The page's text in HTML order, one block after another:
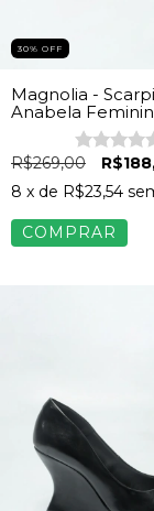
30% OFF
Magnolia -
Anabela
Vermelho
R$269,00
8 x de R$23,54
COMPRAR